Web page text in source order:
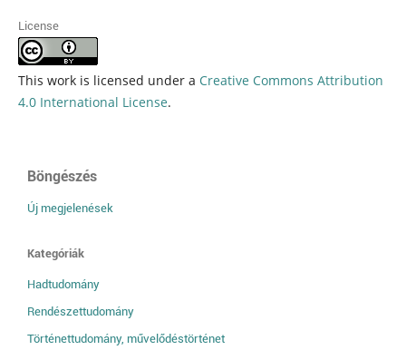
License
This work is licensed under a Creative Commons Attribution
4.0 International License.
Böngészés
Új megjelenések
Kategóriák
Hadtudomány
Rendészettudomány
Történettudomány, művelődéstörténet